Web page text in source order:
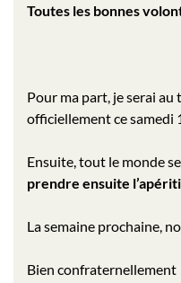
Toutes les bonnes
Pour ma part, je serai
officiellement ce samedi
Ensuite, tout le monde
prendre ensuite
La semaine prochaine,
Bien confraternellement